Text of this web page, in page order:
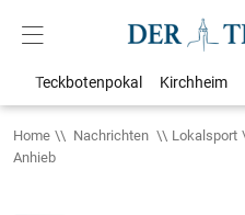
Teckbotenpokal Kirchheim
Home Nachrichten Lokalsport
Anhieb